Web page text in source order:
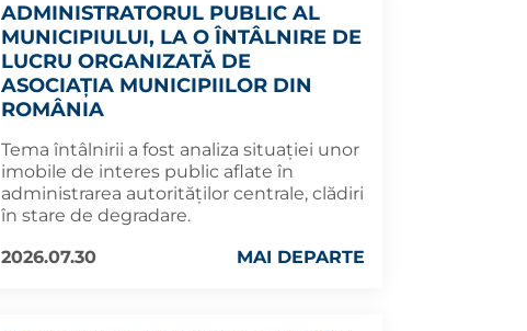
ADMINISTRATORUL PUBLIC AL
MUNICIPIULUI, LA O ÎNTÂLNIRE DE
LUCRU ORGANIZATĂ DE
ASOCIAȚIA MUNICIPIILOR DIN
ROMÂNIA
Tema întâlnirii a fost analiza situației unor
imobile de interes public aflate în
administrarea autorităților centrale, clădiri
în stare de degradare.
2026.07.30
MAI DEPARTE